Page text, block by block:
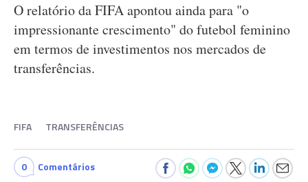
O relatório da FIFA apontou ainda para "o
impressionante crescimento" do futebol feminino
em termos de investimentos nos mercados de
transferências.
FIFA TRANSFERÊNCIAS
0 Comentários